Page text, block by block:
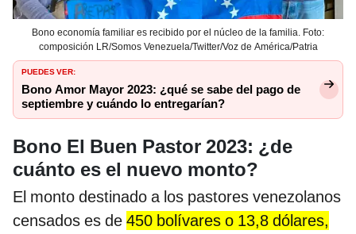
Bono economía familiar es recibido por el núcleo de la familia. Foto:
composición LR/Somos Venezuela/Twitter/Voz de América/Patria
PUEDES VER:
Bono Amor Mayor 2023: ¿qué se sabe del pago de
septiembre y cuándo lo entregarían?
Bono El Buen Pastor 2023: ¿de
cuánto es el nuevo monto?
El monto destinado a los pastores venezolanos
censados es de 450 bolívares o 13,8 dólares,